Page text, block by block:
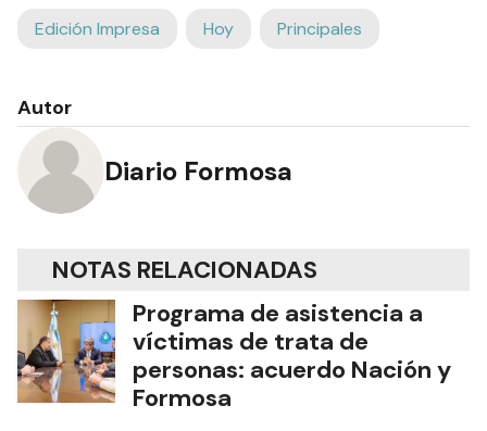
Edición Impresa Hoy Principales
Autor
Diario Formosa
NOTAS RELACIONADAS
Programa de asistencia a
víctimas de trata de
personas: acuerdo Nación y
Formosa